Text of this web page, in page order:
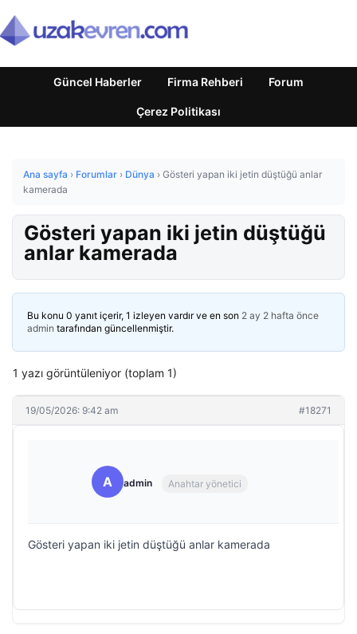
Güncel Haberler Firma Rehberi Forum
Çerez Politikası
Ana sayfa › Forumlar › Dünya › Gösteri yapan iki jetin düştüğü anlar
kamerada
Gösteri yapan iki jetin düştüğü
anlar kamerada
Bu konu 0 yanıt içerir, 1 izleyen vardır ve en son 2 ay 2 hafta önce
admin tarafından güncellenmiştir.
1 yazı görüntüleniyor (toplam 1)
19/05/2026: 9:42 am #18271
A admin Anahtar yönetici
Gösteri yapan iki jetin düştüğü anlar kamerada